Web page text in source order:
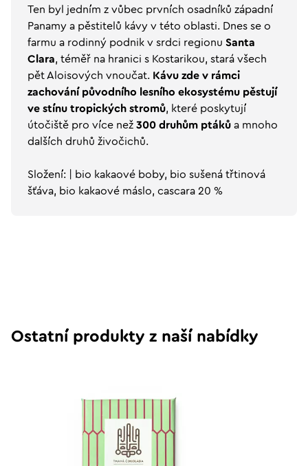
Ten byl jedním z vůbec prvních osadníků západní
Panamy a pěstitelů kávy v této oblasti. Dnes se o
farmu a rodinný podnik v srdci regionu Santa
Clara, téměř na hranici s Kostarikou, stará všech
pět Aloisových vnoučat. Kávu zde v rámci
zachování původního lesního ekosystému pěstují
ve stínu tropických stromů, které poskytují
útočiště pro více než 300 druhům ptáků a mnoho
dalších druhů živočichů.
Složení: | bio kakaové boby, bio sušená třtinová
šťáva, bio kakaové máslo, cascara 20 %
Ostatní produkty z naší nabídky